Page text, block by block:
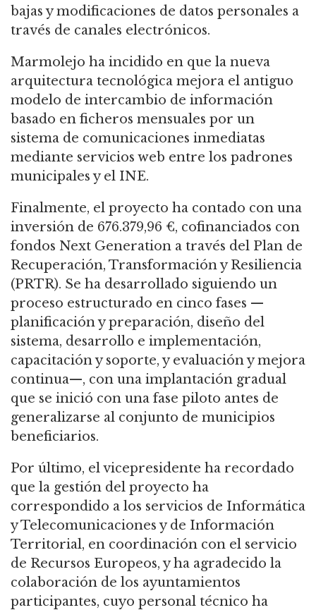
bajas y modificaciones de datos personales a
través de canales electrónicos.
Marmolejo ha incidido en que la nueva
arquitectura tecnológica mejora el antiguo
modelo de intercambio de información
basado en ficheros mensuales por un
sistema de comunicaciones inmediatas
mediante servicios web entre los padrones
municipales y el INE.
Finalmente, el proyecto ha contado con una
inversión de 676.379,96 €, cofinanciados con
fondos Next Generation a través del Plan de
Recuperación, Transformación y Resiliencia
(PRTR). Se ha desarrollado siguiendo un
proceso estructurado en cinco fases —
planificación y preparación, diseño del
sistema, desarrollo e implementación,
capacitación y soporte, y evaluación y mejora
continua—, con una implantación gradual
que se inició con una fase piloto antes de
generalizarse al conjunto de municipios
beneficiarios.
Por último, el vicepresidente ha recordado
que la gestión del proyecto ha
correspondido a los servicios de Informática
y Telecomunicaciones y de Información
Territorial, en coordinación con el servicio
de Recursos Europeos, y ha agradecido la
colaboración de los ayuntamientos
participantes, cuyo personal técnico ha